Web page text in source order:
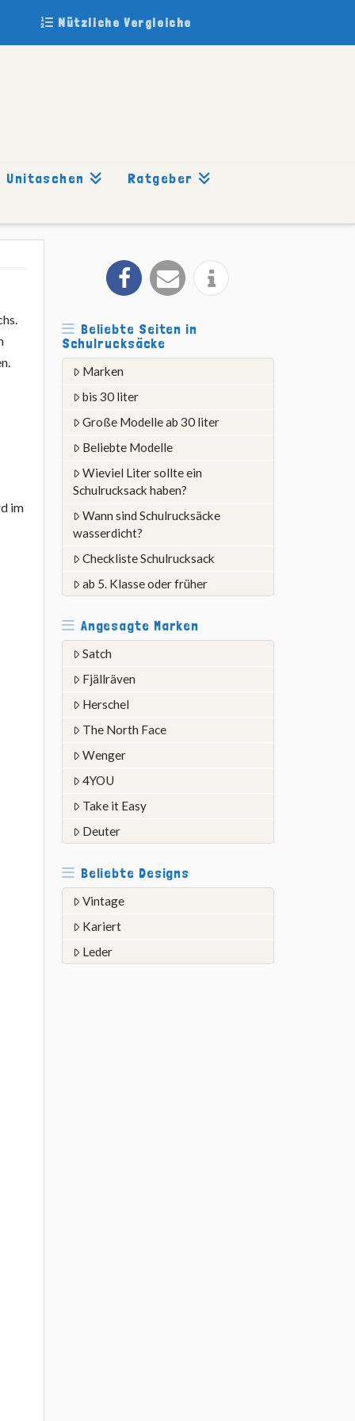
Nützliche Vergleiche
Unitaschen Ratgeber
im
Beliebte Seiten in
Schulrucksäcke
Marken
bis 30 liter
Große Modelle ab 30 liter
Beliebte Modelle
Wieviel Liter sollte ein
Schulrucksack haben?
Wann sind Schulrucksäcke
wasserdicht?
Checkliste Schulrucksack
ab 5. Klasse oder früher
Angesagte Marken
Satch
Fjällräven
Herschel
The North Face
Wenger
4YOU
Take it Easy
Deuter
Beliebte Designs
Vintage
Kariert
Leder